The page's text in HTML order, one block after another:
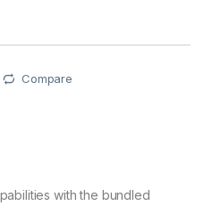
Compare
with the bundled